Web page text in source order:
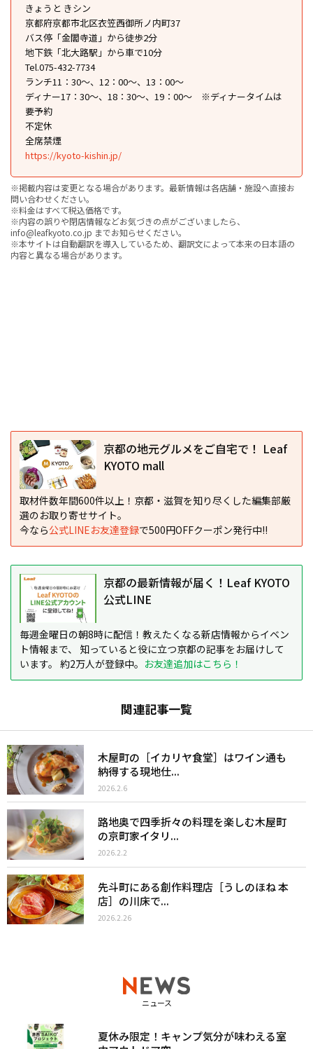
きょうと きシン
京都府京都市北区衣笠西御所ノ内町37
バス停「金閣寺道」から徒歩2分
地下鉄「北大路駅」から車で10分
Tel.075-432-7734
ランチ11：30～、12：00～、13：00～
ディナー17：30～、18：30～、19：00～ ※ディナータイムは
要予約
不定休
全席禁煙
https://kyoto-kishin.jp/
※掲載内容は変更となる場合があります。最新情報は各店舗・施設へ直接お
問い合わせください。
※料金はすべて税込価格です。
※内容の誤りや閉店情報などお気づきの点がございましたら、
info@leafkyoto.co.jp までお知らせください。
※本サイトは自動翻訳を導入しているため、翻訳文によって本来の日本語の
内容と異なる場合があります。
京都の地元グルメをご自宅で！ Leaf
KYOTO mall
取材件数年間600件以上！京都・滋賀を知り尽くした編集部厳
選のお取り寄せサイト。
今なら公式LINEお友達登録で500円OFFクーポン発行中!!
京都の最新情報が届く！Leaf KYOTO
公式LINE
毎週金曜日の朝8時に配信！教えたくなる新店情報からイベン
ト情報まで、 知っていると役に立つ京都の記事をお届けして
います。 約2万人が登録中。 お友達追加はこちら！
関連記事一覧
木屋町の［イカリヤ食堂］はワイン通も
納得する現地仕...
2026.2.6
路地奥で四季折々の料理を楽しむ木屋町
の京町家イタリ...
2026.2.2
先斗町にある創作料理店［うしのほね 本
店］の川床で...
2026.2.26
ニュース
夏休み限定！キャンプ気分が味わえる室